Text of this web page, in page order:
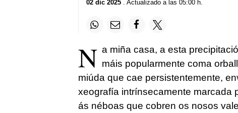
02 dic 2025. Actualizado a las 05:00 h.
N a miña casa, a esta
máis popularmente coma
miúda que cae persistentemente,
xeografía intrínsecamente marcada
ás néboas que cobren os nosos